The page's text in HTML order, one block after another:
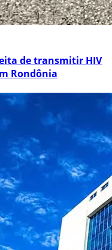
de transmitir HIV
Rondônia